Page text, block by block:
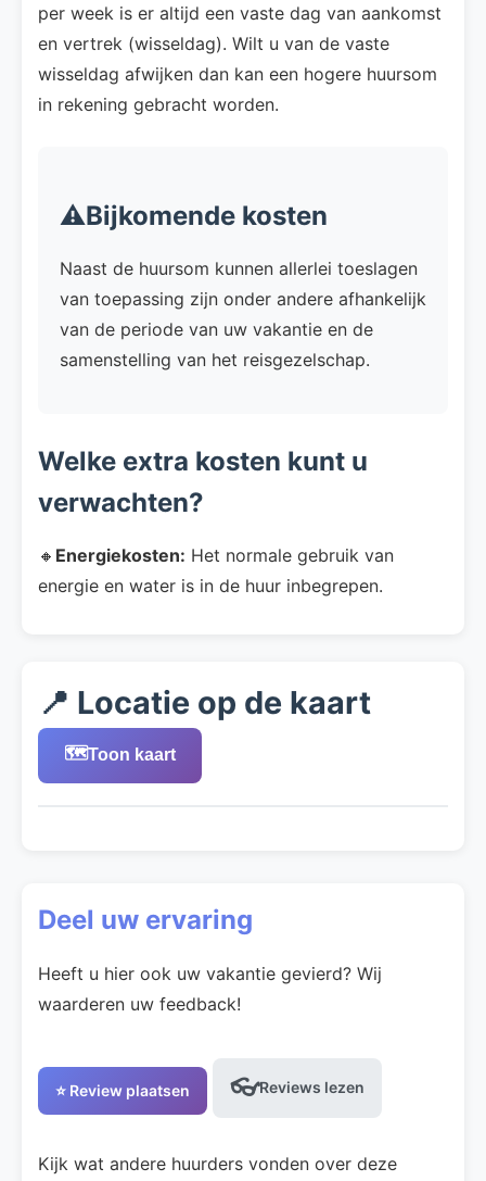
per week is er altijd een vaste dag van aankomst
en vertrek (wisseldag). Wilt u van de vaste
wisseldag afwijken dan kan een hogere huursom
in rekening gebracht worden.
⚠️Bijkomende kosten
Naast de huursom kunnen allerlei toeslagen
van toepassing zijn onder andere afhankelijk
van de periode van uw vakantie en de
samenstelling van het reisgezelschap.
Welke extra kosten kunt u
verwachten?
🔸 Energiekosten: Het normale gebruik van
energie en water is in de huur inbegrepen.
📍 Locatie op de kaart
🗺️Toon kaart
Deel uw ervaring
Heeft u hier ook uw vakantie gevierd? Wij
waarderen uw feedback!
⭐ Review plaatsen 👓Reviews lezen
Kijk wat andere huurders vonden over deze